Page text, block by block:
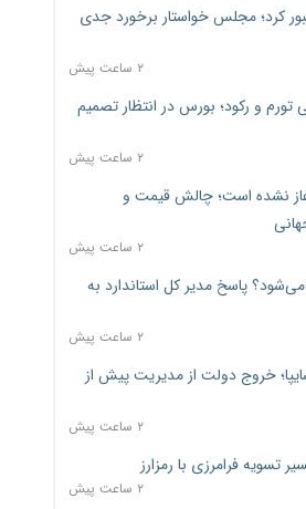
کرد؛ مجلس خواستار برخورد جدی
۲ ساعت پیش
تورم و رکود؛ بورس در انتظار تصمیم
۲ ساعت پیش
نشده است؛ چالش قیمت و
۲ ساعت پیش
پاسخ مدیر کل استاندارد به
۲ ساعت پیش
خروج دولت از مدیریت پیش از
۲ ساعت پیش
تسویه فرامرزی با رمزارز
۲ ساعت پیش